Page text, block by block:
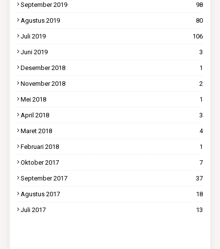
September 2019 98
Agustus 2019 80
Juli 2019 106
Juni 2019 3
Desember 2018 1
November 2018 2
Mei 2018 1
April 2018 3
Maret 2018 4
Februari 2018 1
Oktober 2017 7
September 2017 37
Agustus 2017 18
Juli 2017 13